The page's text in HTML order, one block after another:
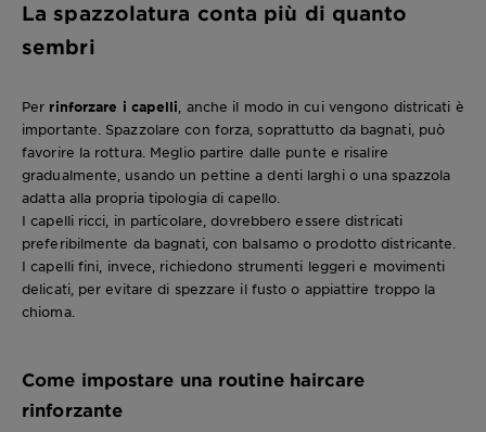
La spazzolatura conta più di quanto
sembri
Per rinforzare i capelli , anche il modo in cui vengono districati è
importante. Spazzolare con forza, soprattutto da bagnati, può
favorire la rottura. Meglio partire dalle punte e risalire
gradualmente, usando un pettine a denti larghi o una spazzola
adatta alla propria tipologia di capello.
I capelli ricci, in particolare, dovrebbero essere districati
preferibilmente da bagnati, con balsamo o prodotto districante.
I capelli fini, invece, richiedono strumenti leggeri e movimenti
delicati, per evitare di spezzare il fusto o appiattire troppo la
chioma.
Come impostare una routine haircare
rinforzante